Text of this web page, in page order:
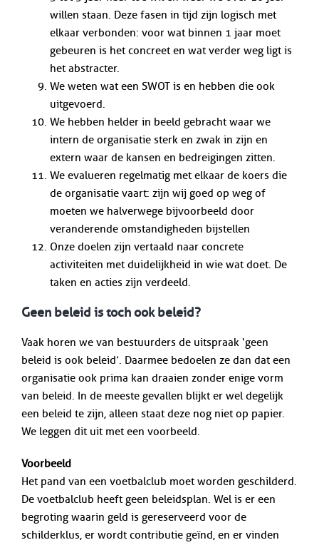
willen staan. Deze fasen in tijd zijn logisch met
elkaar verbonden: voor wat binnen 1 jaar moet
gebeuren is het concreet en wat verder weg ligt is
het abstracter.
We weten wat een SWOT is en hebben die ook
uitgevoerd.
We hebben helder in beeld gebracht waar we
intern de organisatie sterk en zwak in zijn en
extern waar de kansen en bedreigingen zitten.
We evalueren regelmatig met elkaar de koers die
de organisatie vaart: zijn wij goed op weg of
moeten we halverwege bijvoorbeeld door
veranderende omstandigheden bijstellen
Onze doelen zijn vertaald naar concrete
activiteiten met duidelijkheid in wie wat doet. De
taken en acties zijn verdeeld.
Geen beleid is toch ook beleid?
Vaak horen we van bestuurders de uitspraak ‘geen
beleid is ook beleid’. Daarmee bedoelen ze dan dat een
organisatie ook prima kan draaien zonder enige vorm
van beleid. In de meeste gevallen blijkt er wel degelijk
een beleid te zijn, alleen staat deze nog niet op papier.
We leggen dit uit met een voorbeeld.
Voorbeeld
Het pand van een voetbalclub moet worden geschilderd.
De voetbalclub heeft geen beleidsplan. Wel is er een
begroting waarin geld is gereserveerd voor de
schilderklus, er wordt contributie geïnd, en er vinden